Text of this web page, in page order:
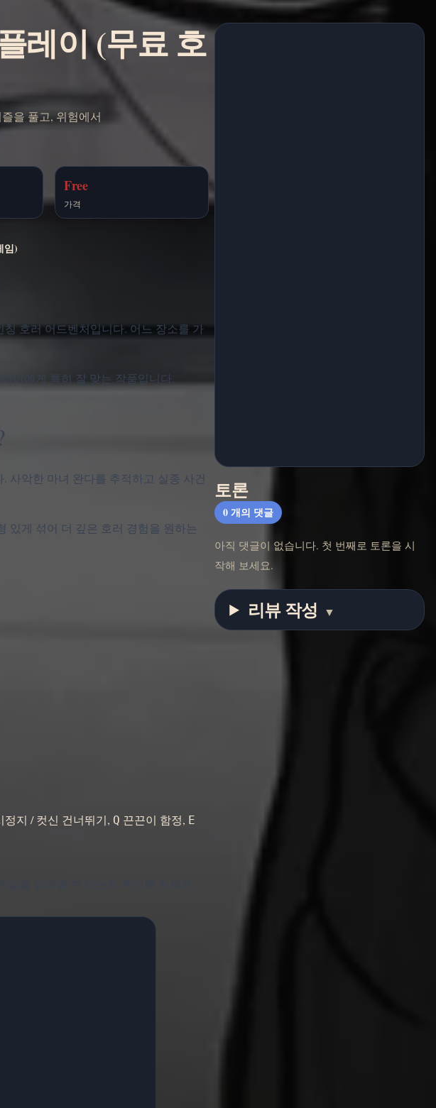
레이 (무료 호
을 풀고, 위험에서
Free
가격
임)
칭 호러 어드벤처입니다. 어느 장소를 가
어에게 특히 잘 맞는 작품입니다.
. 사악한 마녀 완다를 추적하고 실종 사건
게 섞어 더 깊은 호러 경험을 원하는
정지 / 컷신 건너뛰기, Q 끈끈이 함정, E
실을 밝혀낼 수 있는지 확인해 보세요.
토론
0 개의 댓글
아직 댓글이 없습니다. 첫 번째로 토론을 시
작해 보세요.
리뷰 작성 ▼